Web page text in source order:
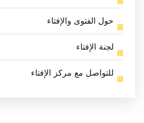
حول الفتوى والإفتاء
لجنة الإفتاء
للتواصل مع مركز الإفتاء